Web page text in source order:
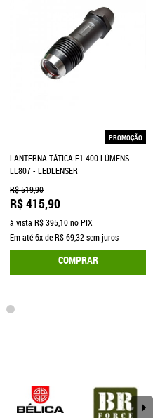
PROMOÇÃO
LANTERNA TÁTICA F1 400 LÚMENS
LL807 - LEDLENSER
R$ 519,90
R$ 415,90
à vista R$ 395,10no PIX
Em até6xdeR$ 69,32sem juros
COMPRAR